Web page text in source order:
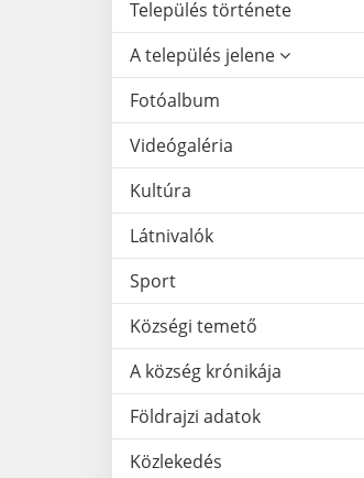
Település története
A település jelene
Fotóalbum
Videógaléria
Kultúra
Látnivalók
Sport
Községi temető
A község krónikája
Földrajzi adatok
Közlekedés